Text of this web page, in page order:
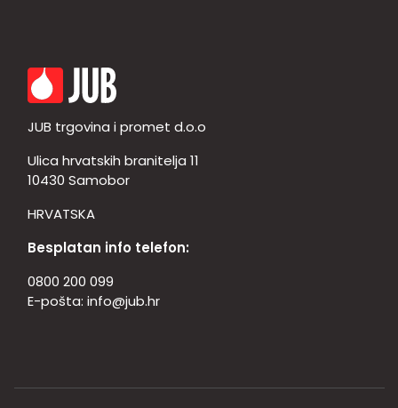
JUB trgovina i promet d.o.o
Ulica hrvatskih branitelja 11
10430 Samobor
HRVATSKA
Besplatan info telefon:
0800 200 099
E-pošta: info@jub.hr